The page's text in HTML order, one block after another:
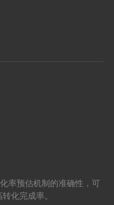
率预估机制的准确性，可
化完成率。